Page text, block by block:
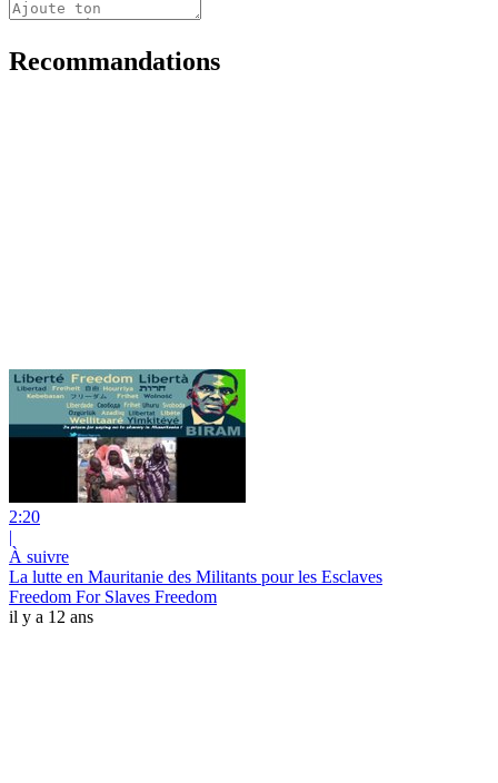
Recommandations
2:20
|
À suivre
La lutte en Mauritanie des Militants pour les Esclaves
Freedom For Slaves Freedom
il y a 12 ans